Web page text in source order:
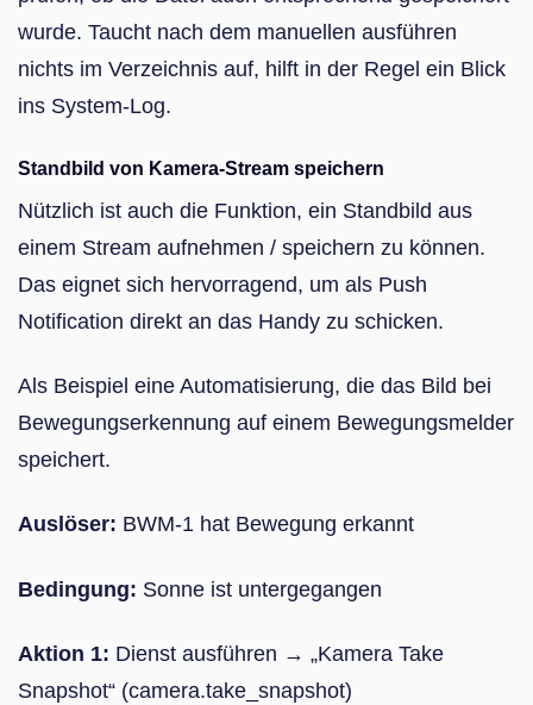
wurde. Taucht nach dem manuellen ausführen
nichts im Verzeichnis auf, hilft in der Regel ein Blick
ins System-Log.
Standbild von Kamera-Stream speichern
Nützlich ist auch die Funktion, ein Standbild aus
einem Stream aufnehmen / speichern zu können.
Das eignet sich hervorragend, um als Push
Notification direkt an das Handy zu schicken.
Als Beispiel eine Automatisierung, die das Bild bei
Bewegungserkennung auf einem Bewegungsmelder
speichert.
Auslöser: BWM-1 hat Bewegung erkannt
Bedingung: Sonne ist untergegangen
Aktion 1: Dienst ausführen → „Kamera Take
Snapshot“ (camera.take_snapshot)